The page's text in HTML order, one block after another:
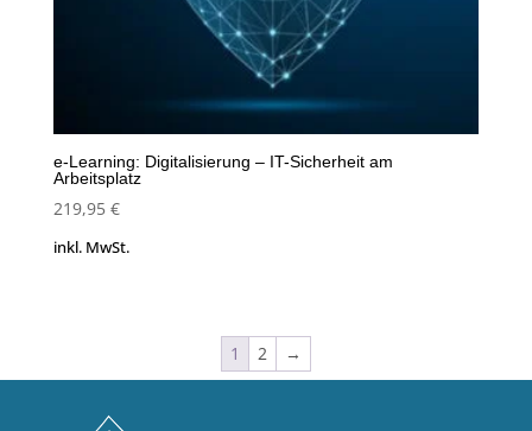
e-Learning: Digitalisierung – IT-Sicherheit am
Arbeitsplatz
219,95 €
inkl. MwSt.
1 2 →